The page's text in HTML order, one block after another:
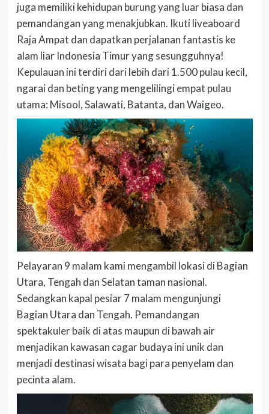
juga memiliki kehidupan burung yang luar biasa dan
pemandangan yang menakjubkan. Ikuti liveaboard
Raja Ampat dan dapatkan perjalanan fantastis ke
alam liar Indonesia Timur yang sesungguhnya!
Kepulauan ini terdiri dari lebih dari 1.500 pulau kecil,
ngarai dan beting yang mengelilingi empat pulau
utama: Misool, Salawati, Batanta, dan Waigeo.
Pelayaran 9 malam kami mengambil lokasi di Bagian
Utara, Tengah dan Selatan taman nasional.
Sedangkan kapal pesiar 7 malam mengunjungi
Bagian Utara dan Tengah. Pemandangan
spektakuler baik di atas maupun di bawah air
menjadikan kawasan cagar budaya ini unik dan
menjadi destinasi wisata bagi para penyelam dan
pecinta alam.